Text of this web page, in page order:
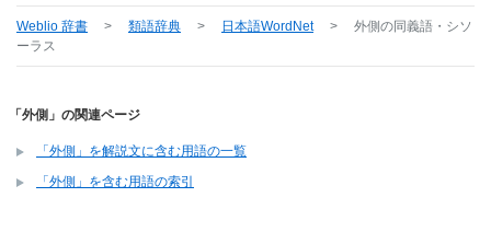
Weblio 辞書 > 類語辞典 > 日本語WordNet > 外側の同義語・シソ
ーラス
「外側」の関連ページ
「外側」を解説文に含む用語の一覧
「外側」を含む用語の索引